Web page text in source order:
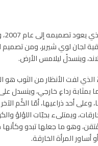
لجان لوي شيرير، ومن
وينسدلُ ليلامس الأرض.
الذي لفت الأنظار من الثوب هو
بمثابة رداءٍ خارجي، وينسدل
أحد ذراعيها، أمّا الكُم
ويمتلىء بحبّات اللؤلؤ
وهو ما جعلها تبدو وكأنها
المرأة الخارقة.